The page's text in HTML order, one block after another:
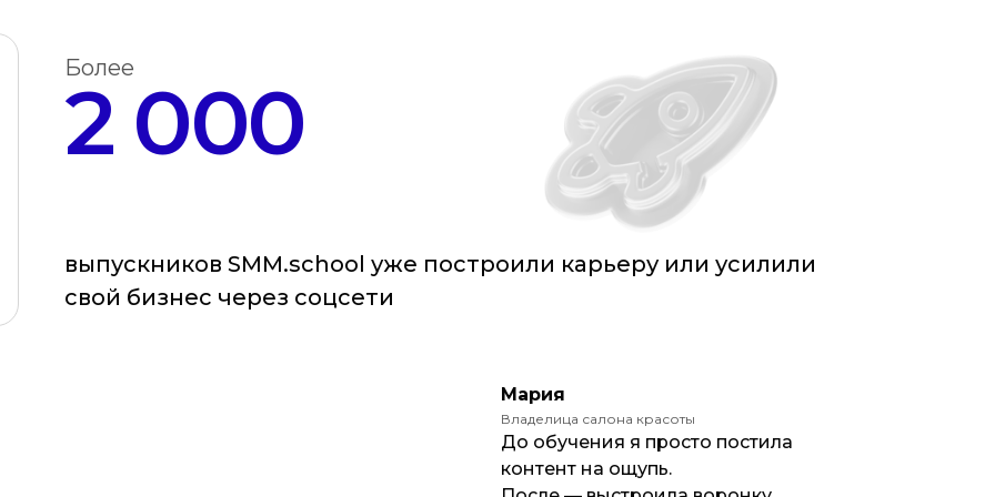
Более
2 000
выпускников SMM.school уже построили карьеру или усилили
свой бизнес через соцсети
Мария
Владелица салона красоты
До обучения я просто постила
контент на ощупь.